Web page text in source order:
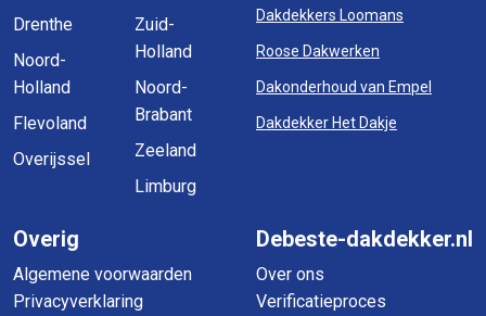
Drenthe
Noord-
Holland
Flevoland
Overijssel
Zuid-
Holland
Noord-
Brabant
Zeeland
Limburg
Dakdekkers Loomans
Roose Dakwerken
Dakonderhoud van Empel
Dakdekker Het Dakje
Overig
Algemene voorwaarden
Privacyverklaring
Debeste-dakdekker.nl
Over ons
Verificatieproces